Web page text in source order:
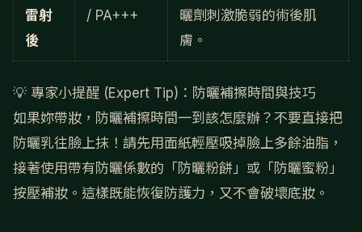
雷射
後
/ PA+++
曬劑刺激脆弱的術後肌
膚。
💡 專家小提醒 (Expert Tip)：防曬補擦時間與技巧
如果妳帶妝，防曬補擦時間一到該怎麼辦？不要直接把
防曬乳往臉上抹！請先用面紙輕壓吸掉臉上多餘油脂，
接著使用帶有防曬係數的「防曬粉餅」或「防曬蜜粉」
按壓補妝。這樣既能恢復防護力，又不會破壞底妝。